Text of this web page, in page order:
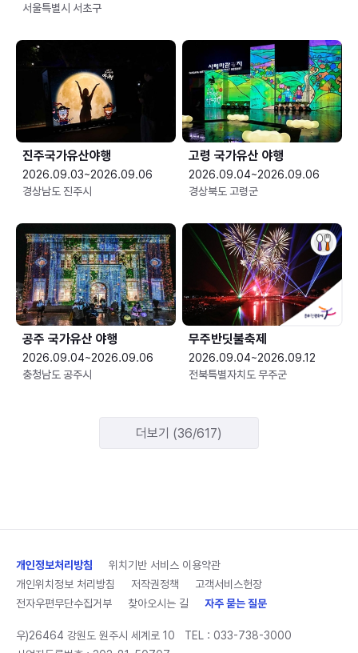
서울특별시 서초구
진주국가유산야행
2026.09.03~2026.09.06
경상남도 진주시
고령 국가유산 야행
2026.09.04~2026.09.06
경상북도 고령군
공주 국가유산 야행
2026.09.04~2026.09.06
충청남도 공주시
무주반딧불축제
2026.09.04~2026.09.12
전북특별자치도 무주군
더보기 (36/617)
개인정보처리방침
위치기반 서비스 이용약관
개인위치정보 처리방침
저작권정책
고객서비스헌장
전자우편무단수집거부
찾아오시는 길 자주 묻는 질문
우)26464 강원도 원주시 세계로 10 TEL : 033-738-3000